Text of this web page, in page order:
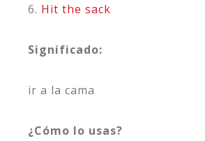
6. Hit the sack
Significado:
ir a la cama
¿Cómo lo usas?